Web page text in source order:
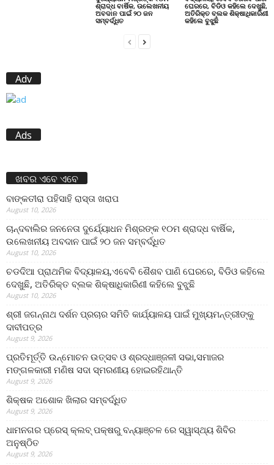
ଶ୍ରାଦ୍ଧ ବାର୍ଷିକ, ଉଲେଖନୀୟ
ଅବଦାନ ପାଇଁ ୨୦ ଜନ
ସମ୍ବର୍ଦ୍ଧିତ
ଘେରରେ, ବିଡିଓ କହିଲେ ଦେଖୁଛି,
ଅତିରିକ୍ତ ବ୍ଲକ ଶିକ୍ଷାଧିକାରିଣୀ
କହିଲେ ବୁଝୁଛି
Adv
Ads
ଖବର ଏବେ ଏବେ
ବାଙ୍କତୀରା ପହିସାହି ରାସ୍ତା ଖରାପ
August 10, 2026
ଚାନ୍ଦବାଲିର ଜନନେତା ଦୁର୍ଯ୍ୟୋଧନ ମିଶ୍ରଙ୍କ ୧୦ମ ଶ୍ରାଦ୍ଧ ବାର୍ଷିକ,
ଉଲେଖନୀୟ ଅବଦାନ ପାଇଁ ୨୦ ଜନ ସମ୍ବର୍ଦ୍ଧିତ
August 10, 2026
ଚଡଦିଆ ପ୍ରାଥମିକ ବିଦ୍ୟାଳୟ,ଏବେବି ଶୈଶବ ପାଣି ଘେରରେ, ବିଡିଓ କହିଲେ
ଦେଖୁଛି, ଅତିରିକ୍ତ ବ୍ଲକ ଶିକ୍ଷାଧିକାରିଣୀ କହିଲେ ବୁଝୁଛି
August 10, 2026
ଶ୍ରୀ ଜଗନ୍ନାଥ ଦର୍ଶନ ପ୍ରଚାର ସମିତି କାର୍ଯ୍ୟାଳୟ ପାଇଁ ମୁଖ୍ୟମନ୍ତ୍ରୀଙ୍କୁ
ଦାବୀପତ୍ର
August 9, 2026
ପ୍ରତିମୂର୍ତ୍ତି ଉନ୍ମୋଚନ ଉତ୍ସବ ଓ ଶ୍ରଦ୍ଧାଞ୍ଜଳୀ ସଭା,ସମାଜର
ମଙ୍ଗଳକାରୀ ମଣିଷ ସଦା ସ୍ମରଣୀୟ ହୋଇରହିଥାନ୍ତି
August 9, 2026
ଶିକ୍ଷକ ଅଶୋକ ଖିଲାର ସମ୍ବର୍ଦ୍ଧିତ
August 9, 2026
ଧାମନଗର ପ୍ରେସ୍ କ୍ଲବ୍ ପକ୍ଷରୁ ବନ୍ୟାଞ୍ଚଳ ରେ ସ୍ୱାସ୍ଥ୍ୟ ଶିବିର
ଅନୁଷ୍ଠିତ
August 9, 2026